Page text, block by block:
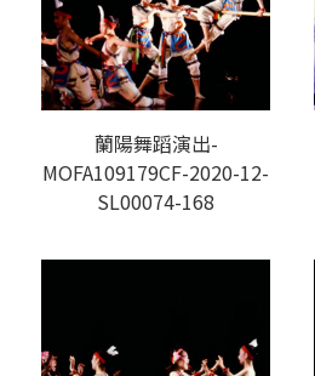
蘭陽舞蹈演出-
MOFA109179CF-2020-12-
SL00074-168